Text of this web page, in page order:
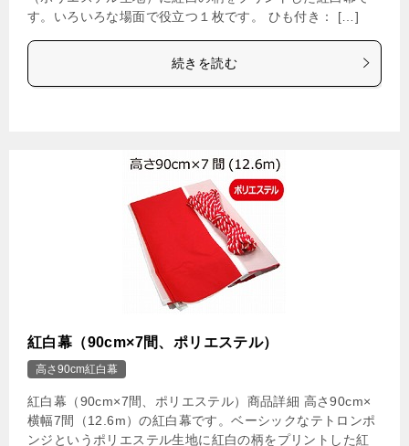
す。いろいろな場面で役立つ１枚です。 ひも付き： […]
続きを読む
紅白幕（90cm×7間、ポリエステル）
高さ90cm紅白幕
紅白幕（90cm×7間、ポリエステル）商品詳細 高さ90cm×
横幅7間（12.6m）の紅白幕です。ベーシックなテトロンポ
ンジというポリエステル生地に紅白の柄をプリントした紅